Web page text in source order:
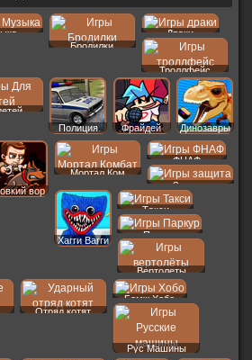
Бродилки
Драки
Троллфейс
Полиция
Фрайдей Динозавры
вор
Мортал Ком
ФНАФ
Защита
Хагги Вагги
Такси
Паркур
Вертолеты
Отряд котят
Бомж Хобо
Рус Машины